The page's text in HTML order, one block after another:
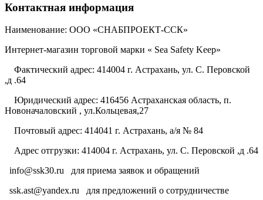
Контактная информация
Наименование: ООО «СНАБПРОЕКТ-ССК»
Интернет-магазин торговой марки « Sea Safety Keep»
Фактический адрес: 414004 г. Астрахань, ул. С. Перовской
,д .64
Юридический адрес: 416456 Астраханская область, п.
Новоначаловский , ул.Кольцевая,27
Почтовый адрес: 414041 г. Астрахань, а/я № 84
Адрес отгрузки: 414004 г. Астрахань, ул. С. Перовской ,д .64
info@ssk30.ru для приема заявок и обращений
ssk.ast@yandex.ru для предложений о сотрудничестве